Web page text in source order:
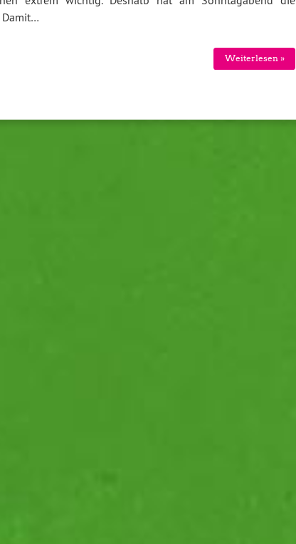
Damit…
Weiterlesen »